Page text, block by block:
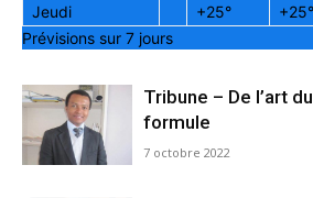
Jeudi
+25° +25°
Prévisions sur 7 jours
Tribune – De l’art
formule
7 octobre 2022